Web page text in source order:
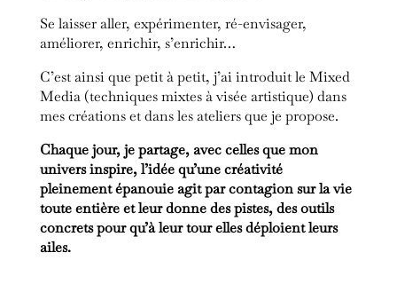
Se laisser aller, expérimenter, ré-envisager,
améliorer, enrichir, s’enrichir…
C’est ainsi que petit à petit, j’ai introduit le Mixed
Media (techniques mixtes à visée artistique) dans
mes créations et dans les ateliers que je propose.
Chaque jour, je partage, avec celles que mon
univers inspire, l’idée qu’une créativité
pleinement épanouie agit par contagion sur la vie
toute entière et leur donne des pistes, des outils
concrets pour qu’à leur tour elles déploient leurs
ailes.